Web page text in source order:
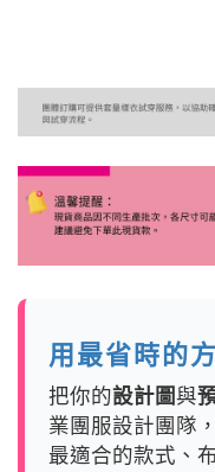
用最省時的
把你的設計圖與
業團服設計團隊
最適合的款式、